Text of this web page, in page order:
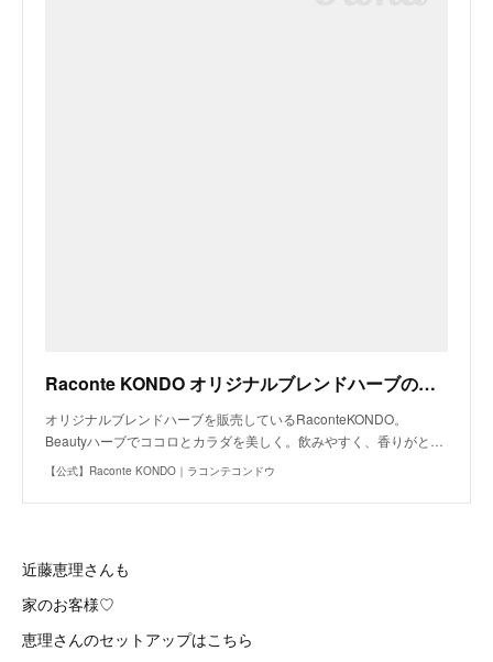
Raconte KONDO オリジナルブレンドハーブの販売・講座
オリジナルブレンドハーブを販売しているRaconteKONDO。
Beautyハーブでココロとカラダを美しく。飲みやすく、香りがと…
【公式】Raconte KONDO｜ラコンテコンドウ
近藤恵理さんも
家のお客様♡
恵理さんのセットアップはこちら